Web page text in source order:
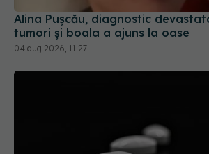
Alina Pușcău, diagnostic
tumori și boala a ajuns la oase
04 aug 2026, 11:27